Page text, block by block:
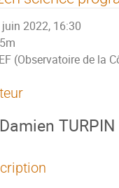
juin 2022, 16:30
(Observatoire de la
Damien TURPIN